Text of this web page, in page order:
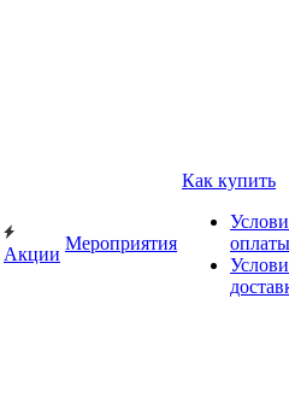
Акции
Мероприятия
Как купить
оплаты